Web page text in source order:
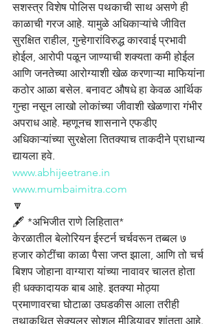
सशस्त्र विशेष पोलिस पथकाची साथ असणे ही
काळाची गरज आहे. यामुळे अधिकाऱ्यांचे जीवित
सुरक्षित राहील, गुन्हेगारांविरुद्ध कारवाई प्रभावी
होईल, आरोपी पळून जाण्याची शक्यता कमी होईल
आणि जनतेच्या आरोग्याशी खेळ करणाऱ्या माफियांना
कठोर आळा बसेल. बनावट औषधे हा केवळ आर्थिक
गुन्हा नसून लाखो लोकांच्या जीवाशी खेळणारा गंभीर
अपराध आहे. म्हणूनच शासनाने एफडीए
अधिकाऱ्यांच्या सुरक्षेला तितक्याच ताकदीने प्राधान्य
द्यायला हवे.
www.abhijeetrane.in
www.mumbaimitra.com
🔽
🖋️ *अभिजीत राणे लिहितात*
केरळातील बेलोरियन ईस्टर्न चर्चवरून तब्बल ७
हजार कोटींचा काळा पैसा जप्त झाला, आणि तो चर्च
बिशप जोहाना वाग्यारा यांच्या नावावर चालत होता
ही धक्कादायक बाब आहे. इतक्या मोठ्या
प्रमाणावरचा घोटाळा उघडकीस आला तरीही
तथाकथित सेक्युलर सोशल मीडियावर शांतता आहे.